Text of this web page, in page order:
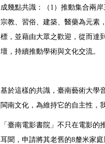
成幾點共識：（ 1 ）推動集合兩
宗教、習俗、建築、醫藥為元素
標，並藉由大眾之歡迎，從而達
壇，持續推動學術與文化交流。
基於這樣的共識，臺南藝術大學
閩南文化，為維持它的自主性，
「臺南電影書院」不只在電影
耳聞，申請將其老舊的8釐米家